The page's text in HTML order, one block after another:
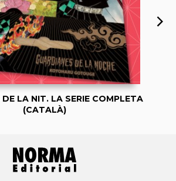
DE LA NIT. LA SERIE COMPLETA
(CATALÀ)